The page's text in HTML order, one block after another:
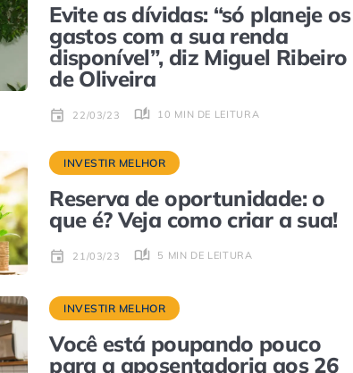
Evite as dívidas: “só planeje os
gastos com a sua renda
disponível”, diz Miguel Ribeiro
de Oliveira
22/03/23 10 MIN DE LEITURA
INVESTIR MELHOR
Reserva de oportunidade: o
que é? Veja como criar a sua!
21/03/23 5 MIN DE LEITURA
INVESTIR MELHOR
Você está poupando pouco
para a aposentadoria aos 26